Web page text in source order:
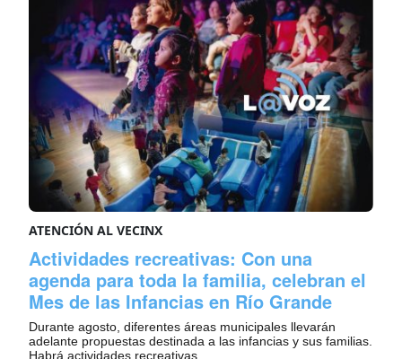
ATENCIÓN AL VECINX
Actividades recreativas: Con una
agenda para toda la familia, celebran el
Mes de las Infancias en Río Grande
Durante agosto, diferentes áreas municipales llevarán
adelante propuestas destinada a las infancias y sus familias.
Habrá actividades recreativas, ...